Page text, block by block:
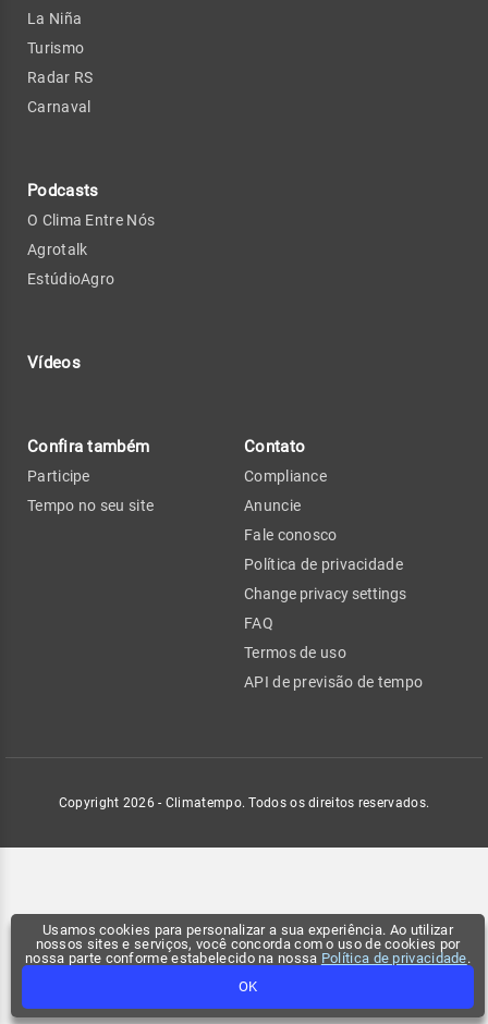
Usamos cookies para personalizar a sua experiência. Ao utilizar
nossos sites e serviços, você concorda com o uso de cookies por
nossa parte conforme estabelecido na nossa Política de privacidade.
OK
La Niña
Turismo
Radar RS
Carnaval
Podcasts
O Clima Entre Nós
Agrotalk
EstúdioAgro
Vídeos
Confira também
Participe
Tempo no seu site
Contato
Compliance
Anuncie
Fale conosco
Política de privacidade
Change privacy settings
FAQ
Termos de uso
API de previsão de tempo
Copyright 2026 - Climatempo. Todos os direitos reservados.